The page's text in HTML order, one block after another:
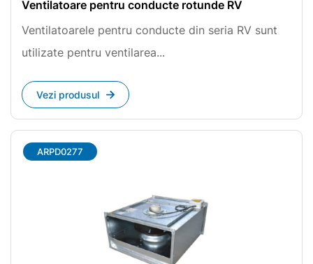
Ventilatoare pentru conducte rotunde RV
Ventilatoarele pentru conducte din seria RV sunt
utilizate pentru ventilarea...
Vezi produsul
ARPD0277